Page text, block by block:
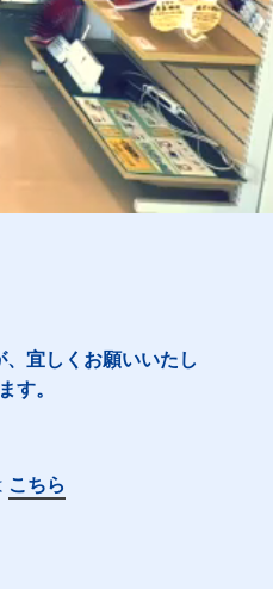
宜しくお願いいたし
す。
こちら